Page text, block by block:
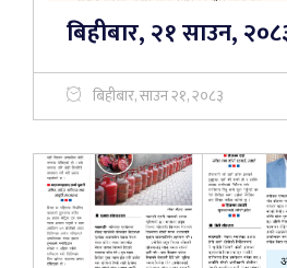
बिहीबार, २१ साउन,
बिहीबार, साउन २१, २०८३